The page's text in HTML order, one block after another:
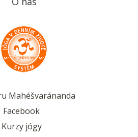
Mahéšvaránanda
Facebook
Kurzy jógy